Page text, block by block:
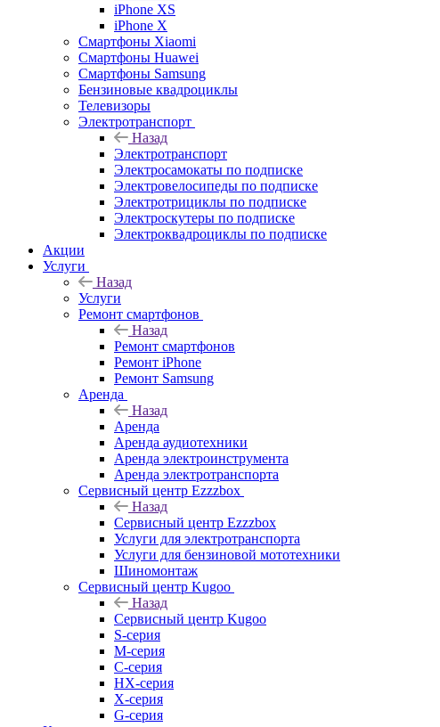
iPhone XS
iPhone X
Смартфоны Xiaomi
Смартфоны Huawei
Смартфоны Samsung
Бензиновые квадроциклы
Телевизоры
Электротранспорт
Назад
Электротранспорт
Электросамокаты по подписке
Электровелосипеды по подписке
Электротрициклы по подписке
Электроскутеры по подписке
Электроквадроциклы по подписке
Акции
Услуги
Назад
Услуги
Ремонт смартфонов
Назад
Ремонт смартфонов
Ремонт iPhone
Ремонт Samsung
Аренда
Назад
Аренда
Аренда аудиотехники
Аренда электроинструмента
Аренда электротранспорта
Сервисный центр Ezzzbox
Назад
Сервисный центр Ezzzbox
Услуги для электротранспорта
Услуги для бензиновой мототехники
Шиномонтаж
Сервисный центр Kugoo
Назад
Сервисный центр Kugoo
S-cерия
M-серия
С-серия
HX-серия
X-серия
G-серия